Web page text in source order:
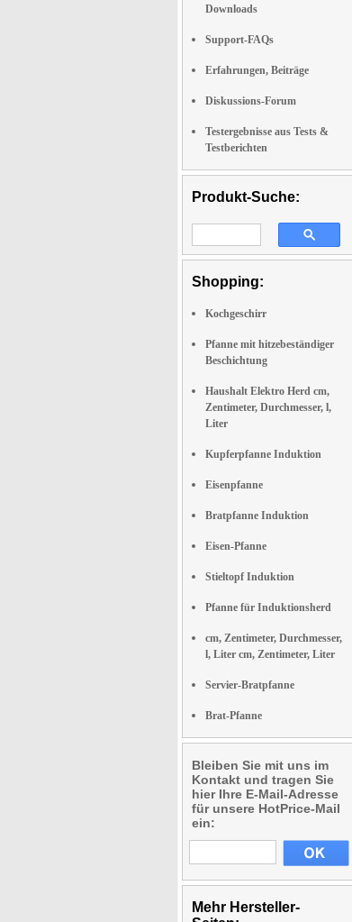
Downloads
Support-FAQs
Erfahrungen, Beiträge
Diskussions-Forum
Testergebnisse aus Tests &
Testberichten
Produkt-Suche:
Shopping:
Kochgeschirr
Pfanne mit hitzebeständiger
Beschichtung
Haushalt Elektro Herd cm,
Zentimeter, Durchmesser, l,
Liter
Kupferpfanne Induktion
Eisenpfanne
Bratpfanne Induktion
Eisen-Pfanne
Stieltopf Induktion
Pfanne für Induktionsherd
cm, Zentimeter, Durchmesser,
l, Liter cm, Zentimeter, Liter
Servier-Bratpfanne
Brat-Pfanne
Bleiben Sie mit uns im
Kontakt und tragen Sie
hier Ihre E-Mail-Adresse
für unsere HotPrice-Mail
ein:
Mehr Hersteller-